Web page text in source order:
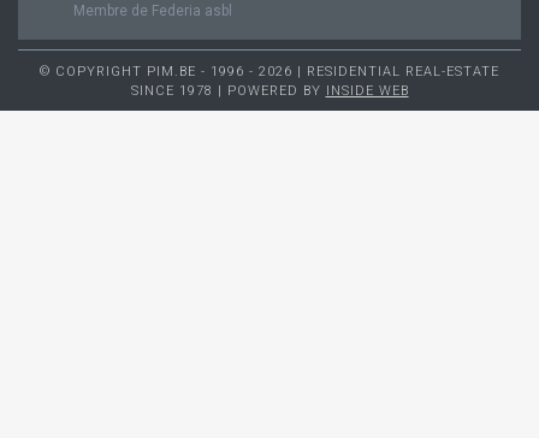
Membre de Federia asbl
© COPYRIGHT PIM.BE - 1996 - 2026 | RESIDENTIAL REAL-ESTATE
SINCE 1978 | POWERED BY INSIDE WEB